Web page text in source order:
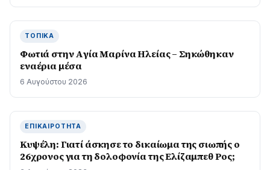
ΤΟΠΙΚΆ
Φωτιά στην Aγία Μαρίνα Ηλείας – Σηκώθηκαν
εναέρια μέσα
6 Αυγούστου 2026
ΕΠΙΚΑΙΡΌΤΗΤΑ
Κυψέλη: Γιατί άσκησε το δικαίωμα της σιωπής ο
26χρονος για τη δολοφονία της Ελίζαμπεθ Ρος;